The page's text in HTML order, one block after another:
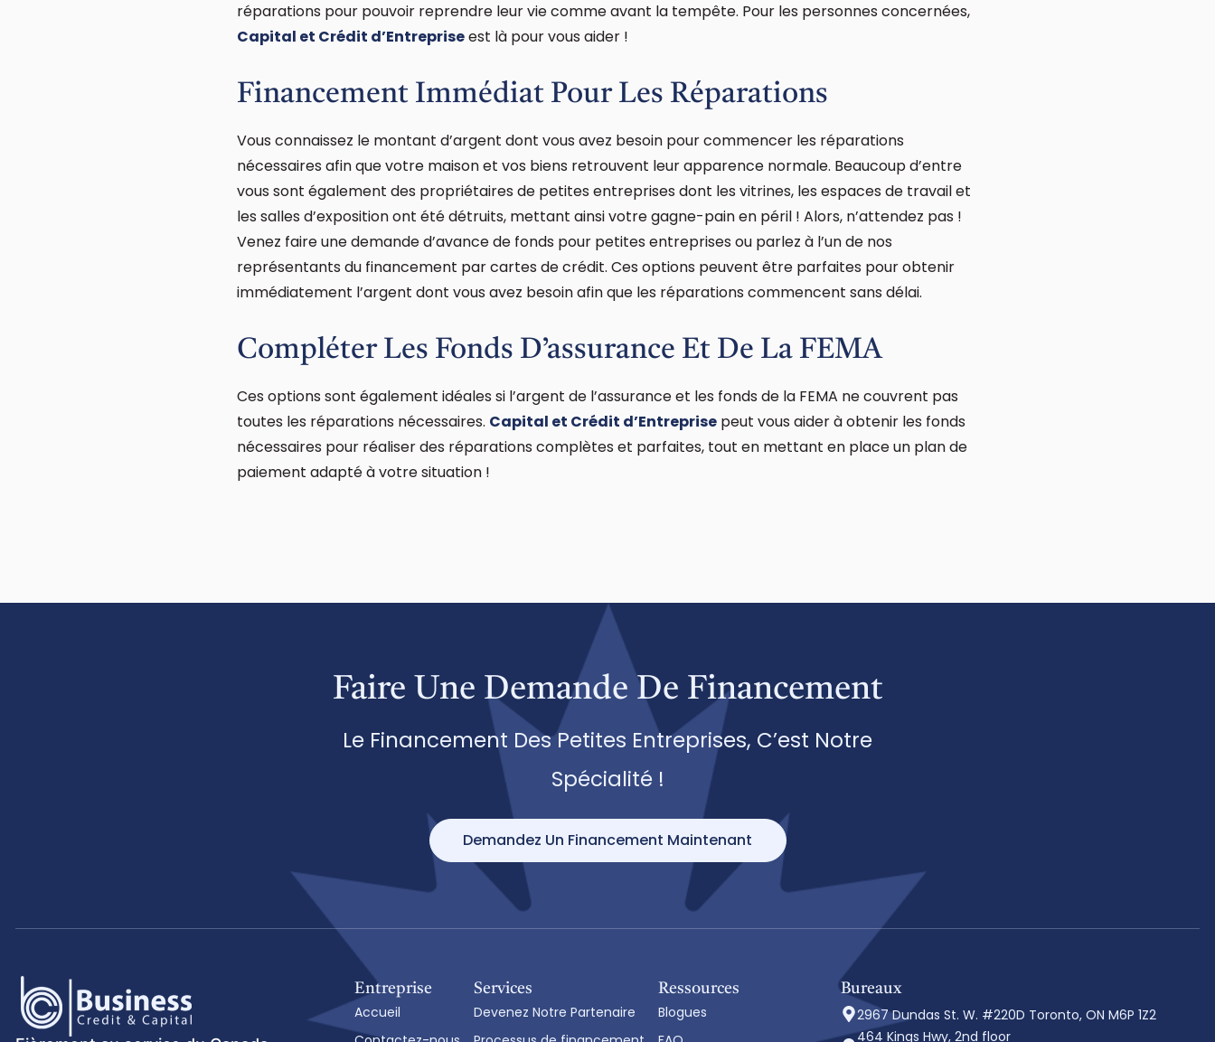
réparations pour pouvoir reprendre leur vie comme avant la tempête. Pour les personnes concernées,
Capital et Crédit d’Entrepriseest là pour vous aider !
Financement Immédiat Pour Les Réparations
Vous connaissez le montant d’argent dont vous avez besoin pour commencer les réparations
nécessaires afin que votre maison et vos biens retrouvent leur apparence normale. Beaucoup d’entre
vous sont également des propriétaires de petites entreprises dont les vitrines, les espaces de travail et
les salles d’exposition ont été détruits, mettant ainsi votre gagne-pain en péril ! Alors, n’attendez pas !
Venez faire une demande d’avance de fonds pour petites entreprises ou parlez à l’un de nos
représentants du financement par cartes de crédit. Ces options peuvent être parfaites pour obtenir
immédiatement l’argent dont vous avez besoin afin que les réparations commencent sans délai.
Compléter Les Fonds D’assurance Et De La FEMA
Ces options sont également idéales si l’argent de l’assurance et les fonds de la FEMA ne couvrent pas
toutes les réparations nécessaires. Capital et Crédit d’Entreprise peut vous aider à obtenir les fonds
nécessaires pour réaliser des réparations complètes et parfaites, tout en mettant en place un plan de
paiement adapté à votre situation !
Faire Une Demande De Financement
Le Financement Des Petites Entreprises, C’est Notre
Spécialité !
Demandez Un Financement Maintenant
Entreprise
Accueil
Services
Devenez Notre Partenaire
Ressources
Blogues
Bureaux
2967 Dundas St. W. #220D Toronto, ON M6P 1Z2
464 Kings Hwy, 2nd floor